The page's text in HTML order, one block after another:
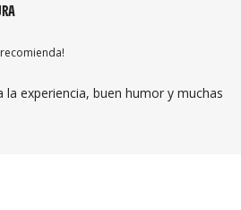
recomienda!
la experiencia, buen humor y muchas